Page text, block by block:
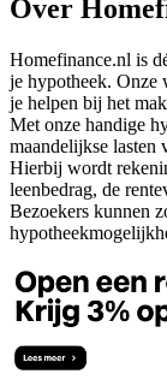
Over
Homefinance.nl is
je hypotheek. Onze
je helpen bij het
Met onze handige
maandelijkse lasten
Hierbij wordt
leenbedrag, de
Bezoekers kunnen